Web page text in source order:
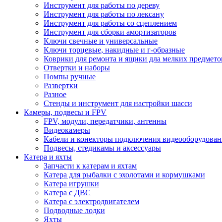
Инструмент для работы по дереву
Инструмент для работы по лексану
Инструмент для работы со сцеплением
Инструмент для сборки амортизаторов
Ключи свечные и универсальные
Ключи торцевые, накидные и г-образные
Коврики для ремонта и ящики дла мелких
Отвертки и наборы
Помпы ручные
Развертки
Разное
Стенды и инструмент для настройки шасси
Камеры, подвесы и FPV
FPV, модули, передатчики, антенны
Видеокамеры
Кабели и конекторы подключения
Подвесы, стедикамы и аксессуары
Катера и яхты
Запчасти к катерам и яхтам
Катера для рыбалки с эхолотами и кормушками
Катера игрушки
Катера с ДВС
Катера с электродвигателем
Подводные лодки
Яхты